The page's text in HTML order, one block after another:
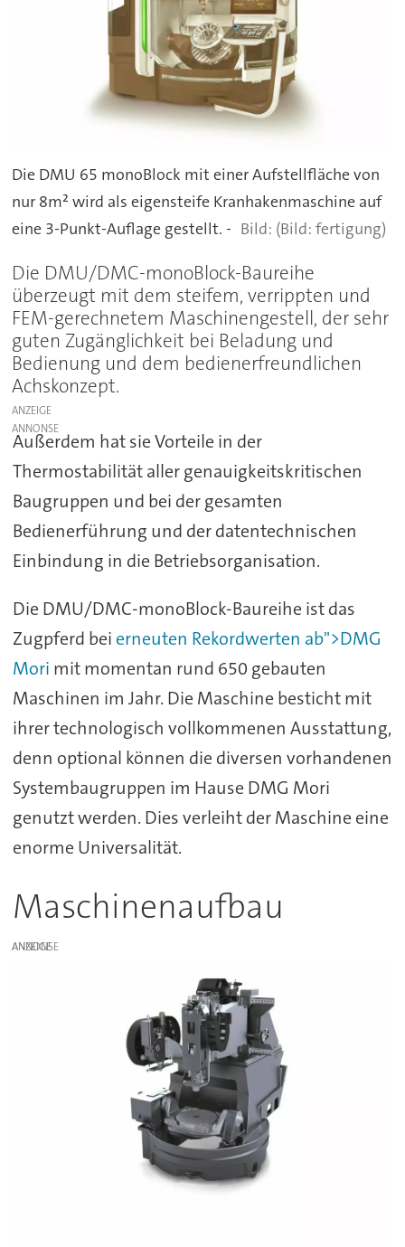
Die DMU 65 monoBlock mit einer Aufstellfläche von
nur 8m² wird als eigensteife Kranhakenmaschine auf
eine 3-Punkt-Auflage gestellt. -
(Bild: fertigung)
Die DMU/DMC-monoBlock-Baureihe
überzeugt mit dem steifem, verrippten und
FEM-gerechnetem Maschinengestell, der sehr
guten Zugänglichkeit bei Beladung und
Bedienung und dem bedienerfreundlichen
Achskonzept.
ANZEIGE
Außerdem hat sie Vorteile in der
Thermostabilität aller genauigkeitskritischen
Baugruppen und bei der gesamten
Bedienerführung und der datentechnischen
Einbindung in die Betriebsorganisation.
Die DMU/DMC-monoBlock-Baureihe ist das
Zugpferd bei erneuten Rekordwerten ab">DMG
Mori mit momentan rund 650 gebauten
Maschinen im Jahr. Die Maschine besticht mit
ihrer technologisch vollkommenen Ausstattung,
denn optional können die diversen vorhandenen
Systembaugruppen im Hause DMG Mori
genutzt werden. Dies verleiht der Maschine eine
enorme Universalität.
Maschinenaufbau
ANZEIGE